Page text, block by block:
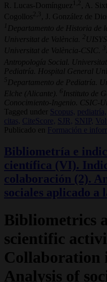
R. Lucas-Domínguez 1,2 , A.
Cogollos2,3 , J. González de
1 Departamento de Historia de
Universitat de València.
2
Universitat de València-CSIC.
3
Antropología Social.
Pediatría. Hospital General
5 Departamento de Pediatría.
Elche (Alicante). 6 Instituto de
Conocimiento-Ingenio. CSIC-
Tagged under
Scopus, pediatría,
citas, CiteScore, SJR, SNIP,
Publicado en
Formación e
Bibliometría e
científica (VI).
colaboración (2).
sociales aplicado a
Bibliometrics
scientific
Collaboration
Analysis of